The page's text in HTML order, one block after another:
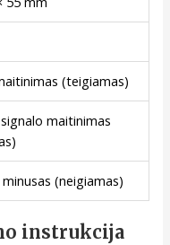
(teigiamas)
maitinimas
(neigiamas)
instrukcija